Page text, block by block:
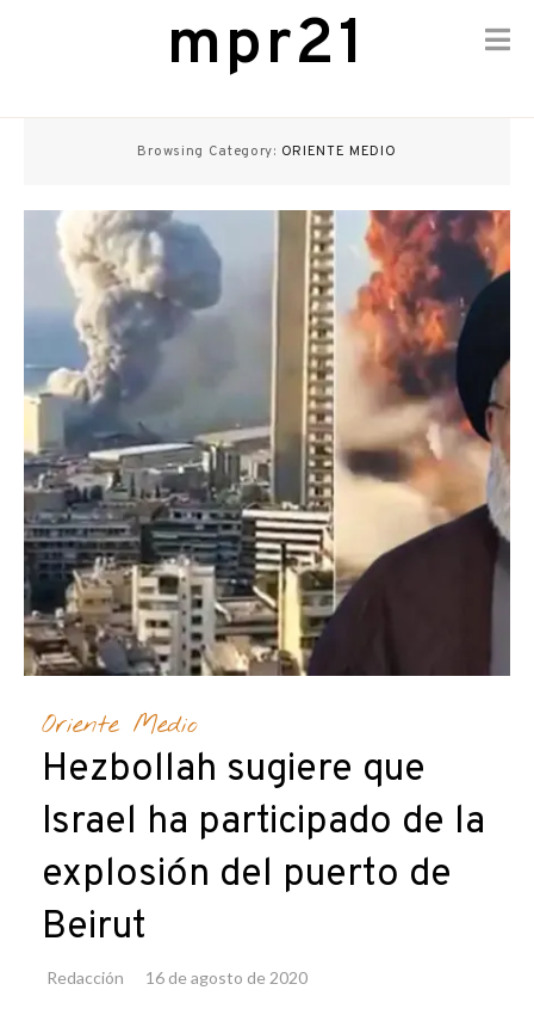
mpr21
Browsing Category: ORIENTE MEDIO
Oriente Medio
Hezbollah sugiere que
Israel ha participado de la
explosión del puerto de
Beirut
Redacción 16 de agosto de 2020